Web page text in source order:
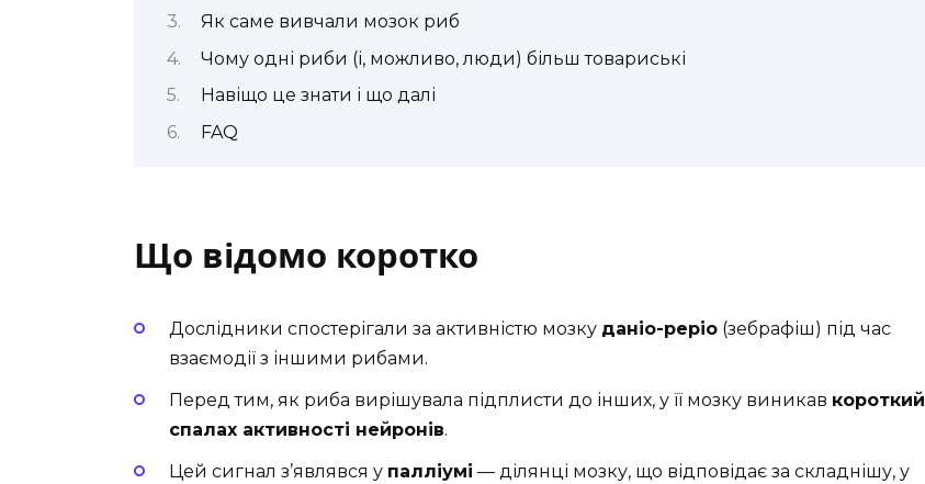
Як саме вивчали мозок риб
Чому одні риби (і, можливо, люди) більш товариські
Навіщо це знати і що далі
FAQ
Що відомо коротко
Дослідники спостерігали за активністю мозку даніо-реріо (зебрафіш) під час
взаємодії з іншими рибами.
Перед тим, як риба вирішувала підплисти до інших, у її мозку виникав короткий
спалах активності нейронів.
Цей сигнал з’являвся у палліумі — ділянці мозку, що відповідає за складнішу, у